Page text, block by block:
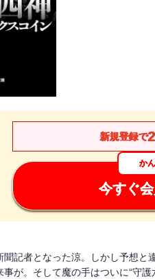
新規登録で
か
今すぐ
聞記者となった涼。しかし予想と
事が。そして魔の手はついに“守